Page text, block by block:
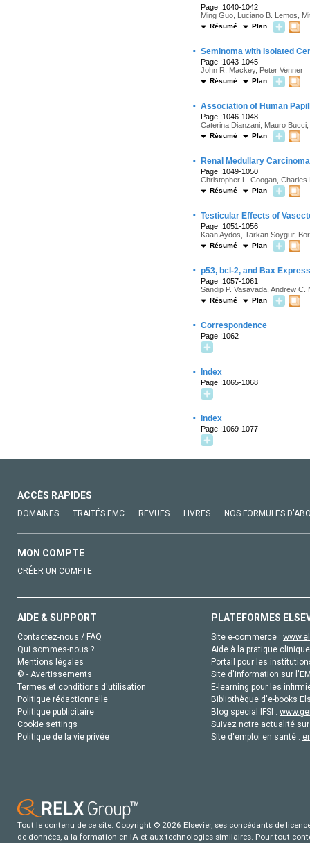
Page :1040-1042
Ming Guo, Luciano B. Lemos,
Résumé Plan
· Seminoma with Isolated
Page :1043-1045
John R. Mackey, Peter Venner
Résumé Plan
· Association of Human
Page :1046-1048
Caterina Dianzani, Mauro
Résumé Plan
· Renal Medullary
Page :1049-1050
Christopher L. Coogan,
Résumé Plan
· Testicular Effects of
Page :1051-1056
Kaan Aydos, Tarkan Soygür,
Résumé Plan
· p53, bcl-2, and Bax
Page :1057-1061
Sandip P. Vasavada, Andrew
Résumé Plan
· Correspondence
Page :1062
· Index
Page :1065-1068
· Index
Page :1069-1077
ACCÈS RAPIDES
DOMAINES TRAITÉS EMC REVUES LIVRES NOS FORMULES
MON COMPTE
CRÉER UN COMPTE
AIDE & SUPPORT
Contactez-nous / FAQ
Qui sommes-nous ?
Mentions légales
© - Avertissements
Termes et conditions d'utilisation
Politique rédactionnelle
Politique publicitaire
Cookie settings
Politique de la vie privée
PLATEFORMES
Site e-commerce :
Aide à la pratique
Portail pour les
Site d'information sur
E-learning pour les
Bibliothèque d'e-books
Blog special IFSI :
Suivez notre actualité
Site d'emploi en santé :
Tout le contenu de ce site: Copyright © 2026 Elsevier, ses concédants de
de données, a la formation en IA et aux technologies similaires. Pour tout